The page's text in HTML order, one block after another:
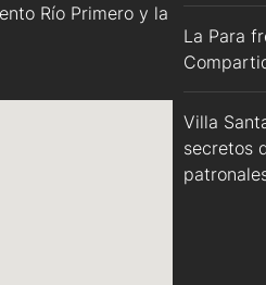
Río Primero y la
La Para
Villa
secretos